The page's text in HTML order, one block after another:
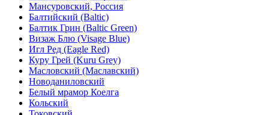
Мансуровский, Россия
Балтийский (Baltic)
Балтик Грин (Baltic Green)
Визаж Блю (Visage Blue)
Игл Ред (Eagle Red)
Куру Грей (Kuru Grey)
Масловский (Маславский)
Новоданиловский
Белый мрамор Коелга
Кольский